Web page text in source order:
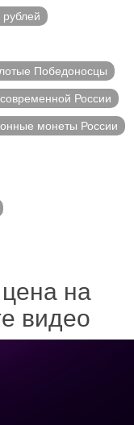
Победоносцы
России
монеты России
на
видео